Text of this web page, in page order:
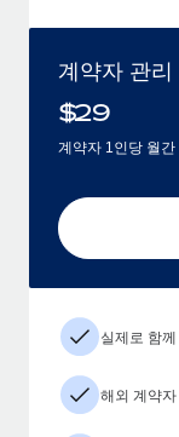
계약자 관리
$29
계약자 1인당 월간
실제로 함
해외 계약자